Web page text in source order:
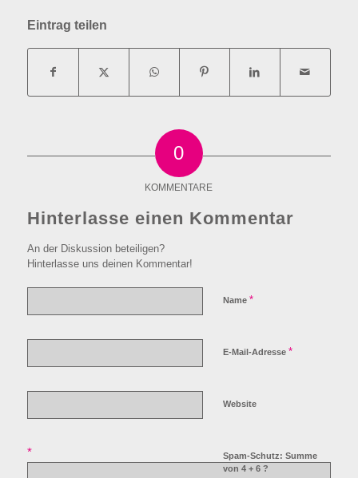
Eintrag teilen
0
KOMMENTARE
Hinterlasse einen Kommentar
An der Diskussion beteiligen?
Hinterlasse uns deinen Kommentar!
Name *
E-Mail-Adresse *
Website
Spam-Schutz: Summe
von 4 + 6 ?
*